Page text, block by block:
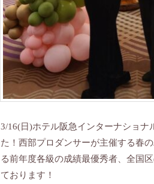
3/16(日)ホテル阪急インターナショ
た！西部プロダンサーが主催する春
る前年度各級の成績最優秀者、全国
ております！